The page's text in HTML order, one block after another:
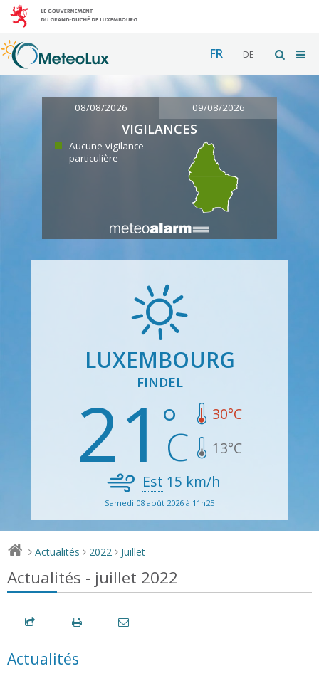
FR DE
08/08/2026 09/08/2026
VIGILANCES
Aucune vigilance
particulière
LUXEMBOURG
FINDEL
21 30°C
13°C
Est 15 km/h
Samedi 08 août 2026 à 11h25
> Actualités > 2022 > Juillet
Actualités - juillet 2022
Actualités